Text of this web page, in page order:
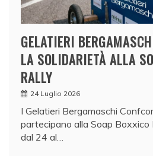
GELATIERI
LA SOLIDARIETÀ ALLA
RALLY
24 Luglio 2026
I Gelatieri Bergamaschi
partecipano alla Soap Boxxico
dal 24 al…